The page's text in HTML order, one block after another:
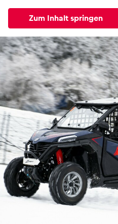
Zum Inhalt springen
Alle News Events
News
Events